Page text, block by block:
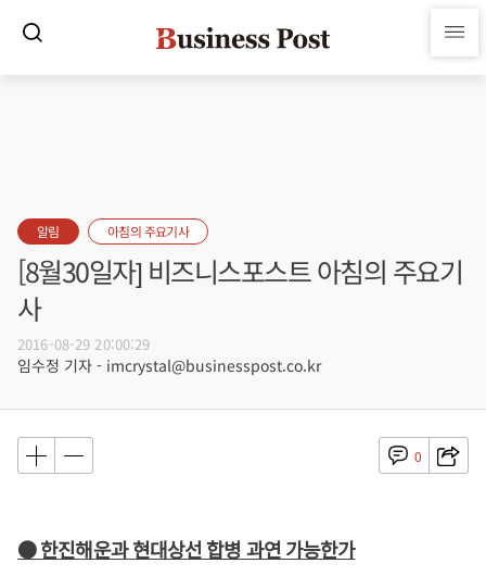
알림 아침의 주요기사
[8월30일자] 비즈니스포스트 아침의 주요기
사
2016-08-29 20:00:29
임수정 기자 - imcrystal@businesspost.co.kr
0
● 한진해운과 현대상선 합병 과연 가능한가